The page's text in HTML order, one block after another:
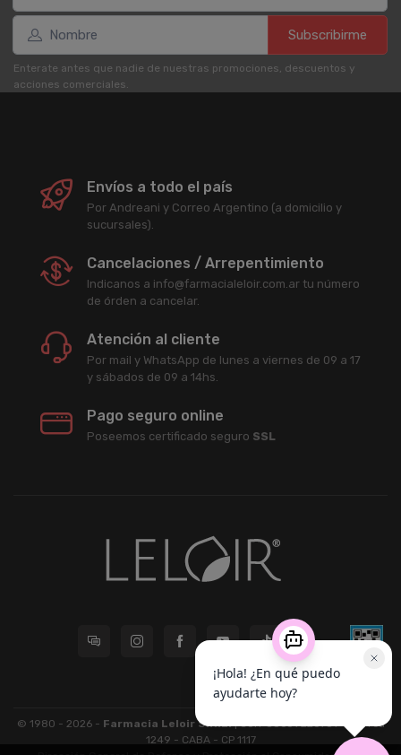
Subscribirme
Enterate antes que nadie de nuestras promociones, descuentos y
acciones comerciales.
Envíos a todo el país
Por Andreani y Correo Argentino (a domicilio y
sucursales).
Cancelaciones / Arrepentimiento
Indicanos a info@farmacialeloir.com.ar tu número
de órden a cancelar.
Atención al cliente
Por mail y WhatsApp de lunes a viernes de 09 a 17
y sábados de 09 a 14hs.
Pago seguro online
Poseemos certificado seguro SSL
© 1980 - 2026 - Farmacia Leloir S.R.L.
| CUIT 33609220789 - Larrea
1249 - CABA - CP 1117